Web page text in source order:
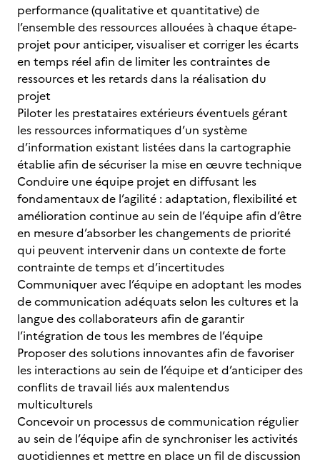
performance (qualitative et quantitative) de
l’ensemble des ressources allouées à chaque étape-
projet pour anticiper, visualiser et corriger les écarts
en temps réel afin de limiter les contraintes de
ressources et les retards dans la réalisation du
projet
Piloter les prestataires extérieurs éventuels gérant
les ressources informatiques d’un système
d’information existant listées dans la cartographie
établie afin de sécuriser la mise en œuvre technique
Conduire une équipe projet en diffusant les
fondamentaux de l’agilité : adaptation, flexibilité et
amélioration continue au sein de l’équipe afin d’être
en mesure d’absorber les changements de priorité
qui peuvent intervenir dans un contexte de forte
contrainte de temps et d’incertitudes
Communiquer avec l’équipe en adoptant les modes
de communication adéquats selon les cultures et la
langue des collaborateurs afin de garantir
l’intégration de tous les membres de l’équipe
Proposer des solutions innovantes afin de favoriser
les interactions au sein de l’équipe et d’anticiper des
conflits de travail liés aux malentendus
multiculturels
Concevoir un processus de communication régulier
au sein de l’équipe afin de synchroniser les activités
quotidiennes et mettre en place un fil de discussion